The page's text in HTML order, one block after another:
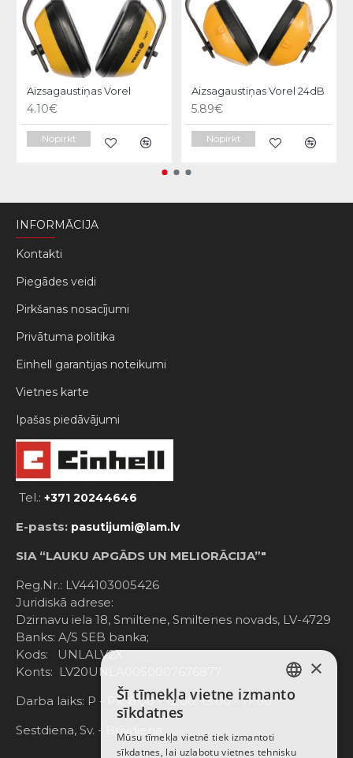
Aizsagaustiņas Vorel
4.10€
Nopirkt
Aizsagaustiņas Vorel 24dB
5.89€
Nopirkt
INFORMĀCIJA
Kontakti
Piegādes veidi
Pirkšanas nosacījumi
Privātuma politika
Einhell garantijas noteikumi
Vietnes karte
Ipašas piedāvājumi
Tel.: +371 20244646
E-pasts: pasutijumi@lam.lv
SIA “LAUKU APGĀDS UN MELIORĀCIJA”"
Reg.Nr.: LV44103005426
Juridiskā adrese:
Dzirnavu iela 18, Smiltene, Smiltenes novads, LV-4729
Banks: A/S SEB banka;
Kods: UNLALV2X
Konts: LV20UNLA0050007676877
Darba laiks: P - Pk. 8:00 - 12:00; 13:00 - 17:00
Sestdiena, Sv. - Brīvdiena
LATVIAN
ENGLISH
×
Šī tīmekļa vietne izmanto
sīkdatnes
Mūsu tīmekļa vietnē tiek izmantoti
sīkdatnes, lai uzlabotu vietnes tehnisku